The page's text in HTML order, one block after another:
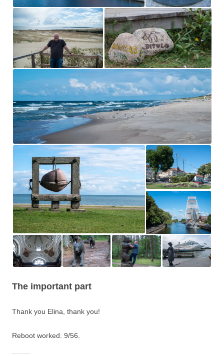
The important part
Thank you Elina, thank you!
Reboot worked. 9/56.